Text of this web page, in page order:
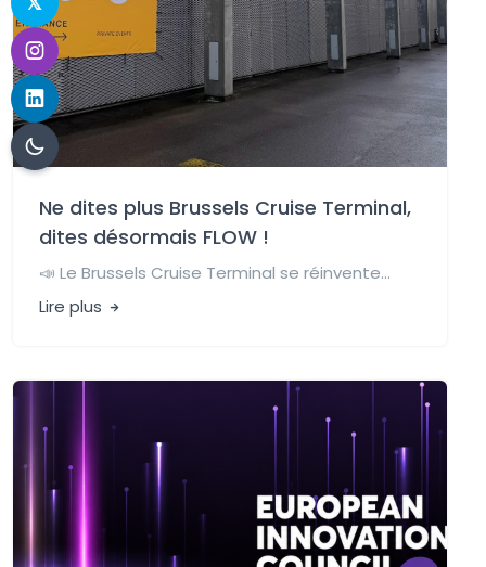
Ne dites plus Brussels Cruise Terminal,
dites désormais FLOW !
📣 Le Brussels Cruise Terminal se réinvente...
Lire plus